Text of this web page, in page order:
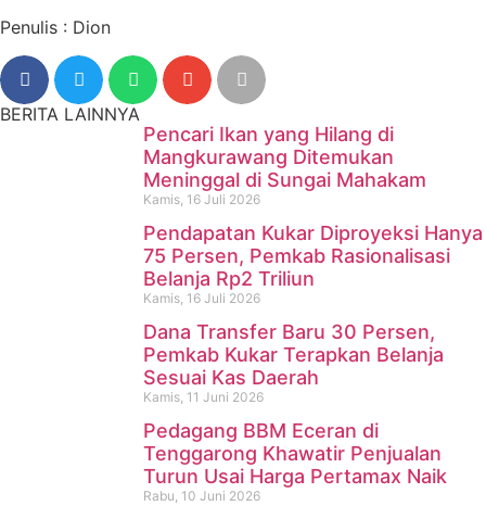
Penulis : Dion
BERITA LAINNYA
Pencari Ikan yang Hilang di
Mangkurawang Ditemukan
Meninggal di Sungai Mahakam
Kamis, 16 Juli 2026
Pendapatan Kukar Diproyeksi Hanya
75 Persen, Pemkab Rasionalisasi
Belanja Rp2 Triliun
Kamis, 16 Juli 2026
Dana Transfer Baru 30 Persen,
Pemkab Kukar Terapkan Belanja
Sesuai Kas Daerah
Kamis, 11 Juni 2026
Pedagang BBM Eceran di
Tenggarong Khawatir Penjualan
Turun Usai Harga Pertamax Naik
Rabu, 10 Juni 2026
Pencari Ikan yang Hilang di
Mangkurawang Ditemukan
Meninggal di Sungai
Mahakam